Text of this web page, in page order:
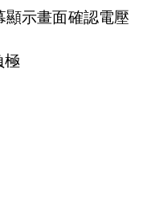
顯示畫面確認電壓
極